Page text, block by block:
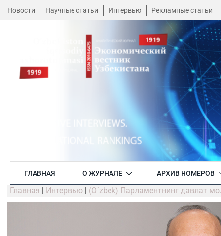
Новости Научные статьи Интервью Рекламные статьи
ГЛАВНАЯ О ЖУРНАЛЕ АРХИВ НОМЕРОВ
Главная | Интервью | (O´zbek) Парламентнинг давлат